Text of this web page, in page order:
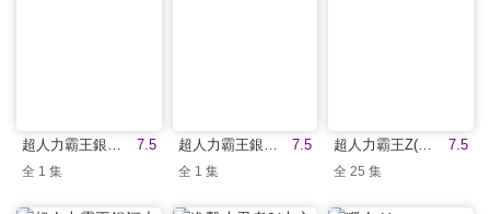
7.5
全 1 集
7.5
全 1 集
7.5
全 25 集